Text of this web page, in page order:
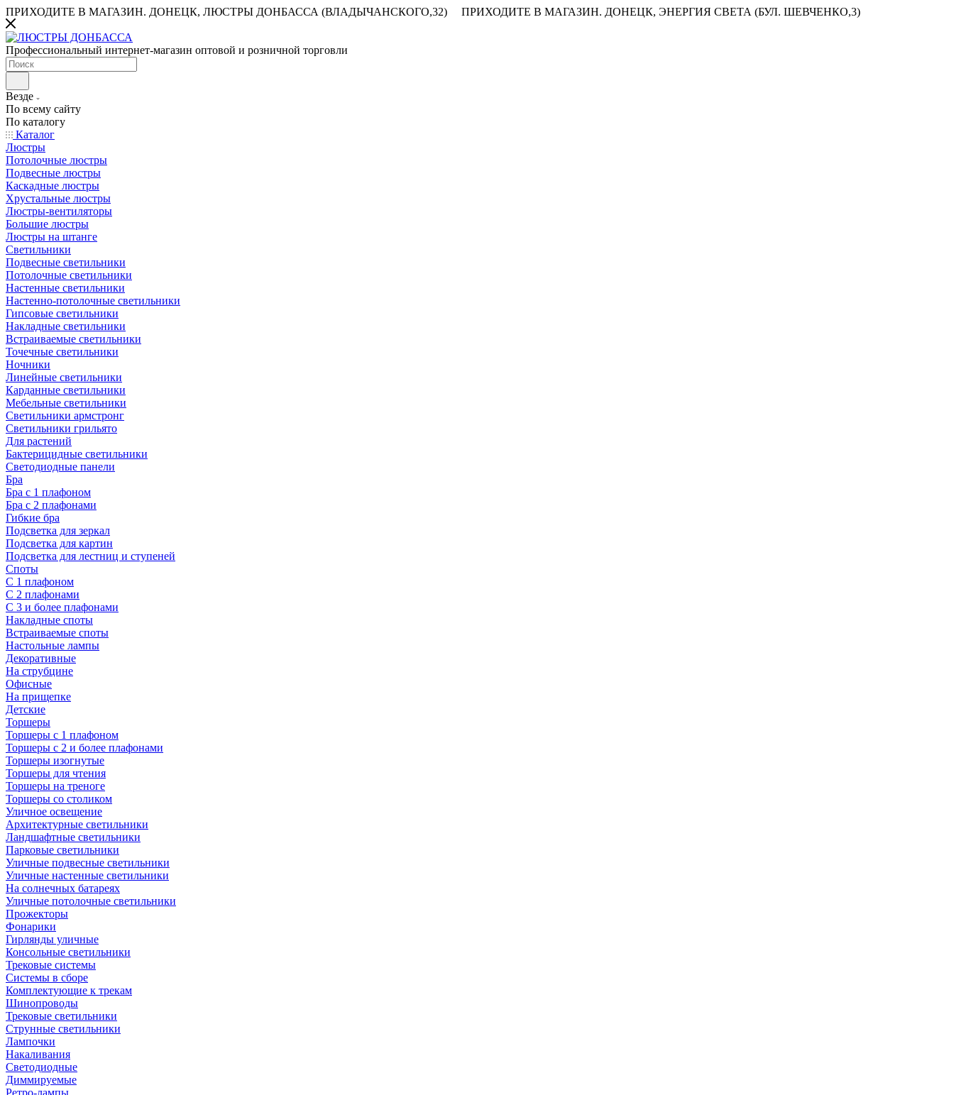
ПРИХОДИТЕ В МАГАЗИН. ДОНЕЦК, ЛЮСТРЫ ДОНБАССА (ВЛАДЫЧАНСКОГО,32) ПРИХОДИТЕ В МАГАЗИН. ДОНЕЦК, ЭНЕРГИЯ СВЕТА (БУЛ. ШЕВЧЕНКО,3)
Профессиональный интернет-магазин оптовой и розничной торговли
Везде
По всему сайту
По каталогу
Каталог
Люстры
Потолочные люстры
Подвесные люстры
Каскадные люстры
Хрустальные люстры
Люстры-вентиляторы
Большие люстры
Люстры на штанге
Светильники
Подвесные светильники
Потолочные светильники
Настенные светильники
Настенно-потолочные светильники
Гипсовые светильники
Накладные светильники
Встраиваемые светильники
Точечные светильники
Ночники
Линейные светильники
Карданные светильники
Мебельные светильники
Светильники армстронг
Светильники грильято
Для растений
Бактерицидные светильники
Светодиодные панели
Бра
Бра с 1 плафоном
Бра с 2 плафонами
Гибкие бра
Подсветка для зеркал
Подсветка для картин
Подсветка для лестниц и ступеней
Споты
С 1 плафоном
С 2 плафонами
С 3 и более плафонами
Накладные споты
Встраиваемые споты
Настольные лампы
Декоративные
На струбцине
Офисные
На прищепке
Детские
Торшеры
Торшеры с 1 плафоном
Торшеры с 2 и более плафонами
Торшеры изогнутые
Торшеры для чтения
Торшеры на треноге
Торшеры со столиком
Уличное освещение
Архитектурные светильники
Ландшафтные светильники
Парковые светильники
Уличные подвесные светильники
Уличные настенные светильники
На солнечных батареях
Уличные потолочные светильники
Прожекторы
Фонарики
Гирлянды уличные
Консольные светильники
Трековые системы
Системы в сборе
Комплектующие к трекам
Шинопроводы
Трековые светильники
Струнные светильники
Лампочки
Накаливания
Светодиодные
Диммируемые
Ретро-лампы